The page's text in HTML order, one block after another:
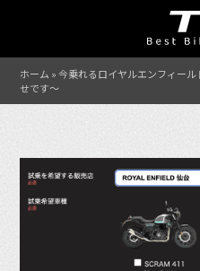
ホーム »今乗れるロイヤルエンフィー
せです〜